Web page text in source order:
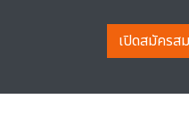
เปิดสมัครส